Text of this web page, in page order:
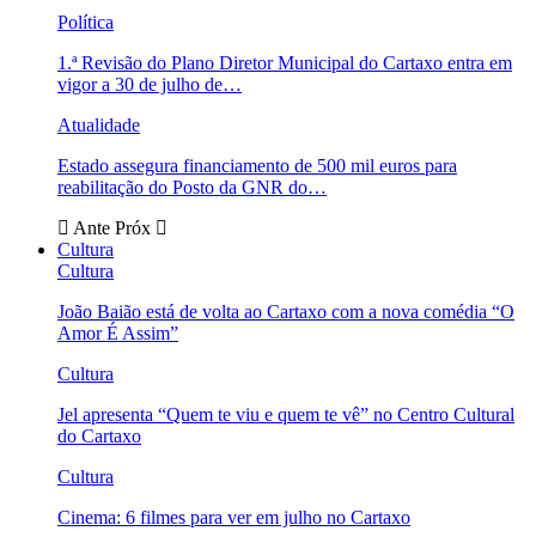
Política
1.ª Revisão do Plano Diretor Municipal do Cartaxo entra em
vigor a 30 de julho de…
Atualidade
Estado assegura financiamento de 500 mil euros para
reabilitação do Posto da GNR do…
Ante Próx
Cultura
Cultura
João Baião está de volta ao Cartaxo com a nova comédia “O
Amor É Assim”
Cultura
Jel apresenta “Quem te viu e quem te vê” no Centro Cultural
do Cartaxo
Cultura
Cinema: 6 filmes para ver em julho no Cartaxo